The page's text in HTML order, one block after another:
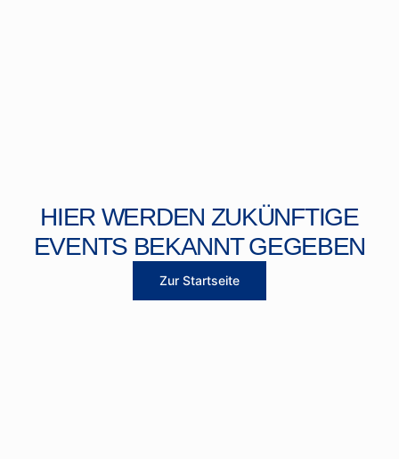
HIER WERDEN ZUKÜNFTIGE
EVENTS BEKANNT GEGEBEN
Zur Startseite